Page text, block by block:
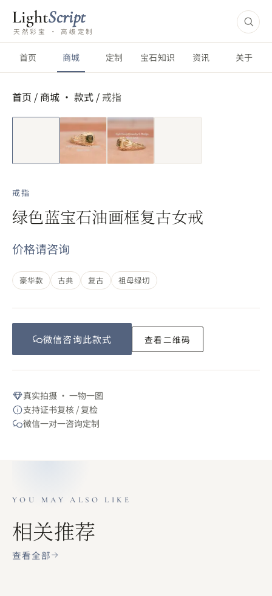
LightScript
天然彩宝 · 高级定制
首页 商城 定制 宝石知识 资讯 关于
首页 / 商城 · 款式 / 戒指
短视频
戒指
绿色蓝宝石油画框复古女戒
价格请咨询
豪华款 古典 复古 祖母绿切
微信咨询此款式 查看二维码
真实拍摄 · 一物一图
支持证书复核 / 复检
微信一对一咨询定制
YOU MAY ALSO LIKE
相关推荐
查看全部